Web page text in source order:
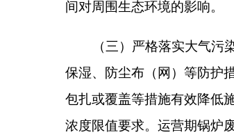
场、灰渣场封闭式堆场周边设置喷
制备废水、软水系统清洗废水经室
奇城镇污水管网，最终进入阿合奇